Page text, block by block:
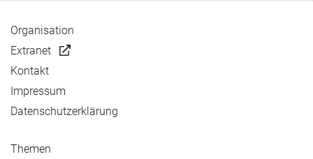
Organisation
Extranet
Kontakt
Impressum
Datenschutzerklärung
Themen